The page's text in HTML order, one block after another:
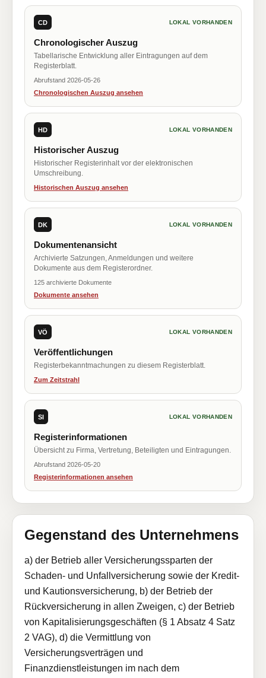
CD LOKAL VORHANDEN
Chronologischer Auszug
Tabellarische Entwicklung aller Eintragungen auf dem
Registerblatt.
Abrufstand 2026-05-26
Chronologischen Auszug ansehen
HD LOKAL VORHANDEN
Historischer Auszug
Historischer Registerinhalt vor der elektronischen
Umschreibung.
Historischen Auszug ansehen
DK LOKAL VORHANDEN
Dokumentenansicht
Archivierte Satzungen, Anmeldungen und weitere
Dokumente aus dem Registerordner.
125 archivierte Dokumente
Dokumente ansehen
VÖ LOKAL VORHANDEN
Veröffentlichungen
Registerbekanntmachungen zu diesem Registerblatt.
Zum Zeitstrahl
SI LOKAL VORHANDEN
Registerinformationen
Übersicht zu Firma, Vertretung, Beteiligten und Eintragungen.
Abrufstand 2026-05-20
Registerinformationen ansehen
Gegenstand des Unternehmens
a) der Betrieb aller Versicherungssparten der
Schaden- und Unfallversicherung sowie der Kredit-
und Kautionsversicherung, b) der Betrieb der
Rückversicherung in allen Zweigen, c) der Betrieb
von Kapitalisierungsgeschäften (§ 1 Absatz 4 Satz
2 VAG), d) die Vermittlung von
Versicherungsverträgen und
Finanzdienstleistungen im nach dem